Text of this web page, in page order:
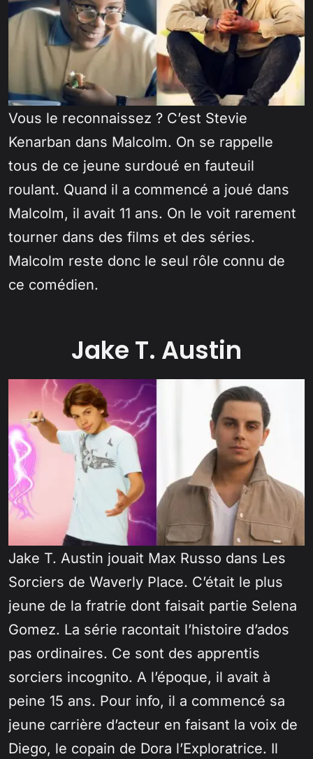
Vous le reconnaissez ? C’est Stevie
Kenarban dans Malcolm. On se rappelle
tous de ce jeune surdoué en fauteuil
roulant. Quand il a commencé a joué dans
Malcolm, il avait 11 ans. On le voit rarement
tourner dans des films et des séries.
Malcolm reste donc le seul rôle connu de
ce comédien.
Jake T. Austin
Jake T. Austin jouait Max Russo dans Les
Sorciers de Waverly Place. C’était le plus
jeune de la fratrie dont faisait partie Selena
Gomez. La série racontait l’histoire d’ados
pas ordinaires. Ce sont des apprentis
sorciers incognito. A l’époque, il avait à
peine 15 ans. Pour info, il a commencé sa
jeune carrière d’acteur en faisant la voix de
Diego, le copain de Dora l’Exploratrice. Il